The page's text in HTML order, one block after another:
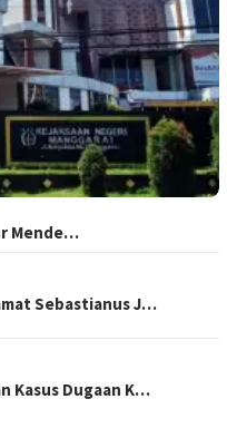
Mende…
Sebastianus J…
Kasus Dugaan K…